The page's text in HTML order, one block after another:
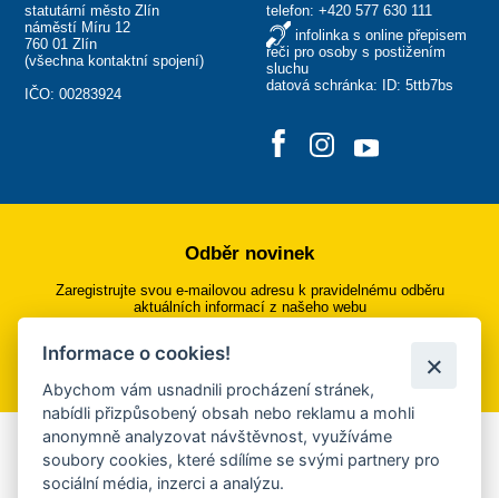
statutární město Zlín
náměstí Míru 12
760 01 Zlín
(všechna kontaktní spojení)
IČO: 00283924
telefon: +420 577 630 111
infolinka s online přepisem
řeči pro osoby s postižením
sluchu
datová schránka: ID: 5ttb7bs
Odběr novinek
Zaregistrujte svou e-mailovou adresu k pravidelnému odběru
aktuálních informací z našeho webu
Přihlásit se k odběru
Aplikace Mobilní rozhlas
Chcete dostávat do svého mobilu či mailu upozornění na
Informace o cookies!
Abychom vám usnadnili procházení stránek,
nabídli přizpůsobený obsah nebo reklamu a mohli
anonymně analyzovat návštěvnost, využíváme
soubory cookies, které sdílíme se svými partnery pro
sociální média, inzerci a analýzu.